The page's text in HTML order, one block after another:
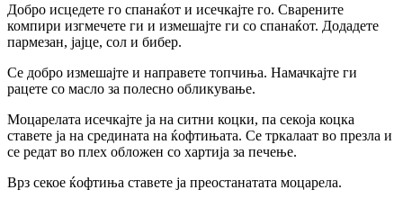
Добро исцедете го спанаќот и исечкајте го. Сварените
компири изгмечете ги и измешајте ги со спанаќот. Додадете
пармезан, јајце, сол и бибер.
Се добро измешајте и направете топчиња. Намачкајте ги
рацете со масло за полесно обликување.
Моцарелата исечкајте ја на ситни коцки, па секоја коцка
ставете ја на средината на ќофтињата. Се тркалаат во презла и
се редат во плех обложен со хартија за печење.
Врз секое ќофтиња ставете ја преостанатата моцарела.